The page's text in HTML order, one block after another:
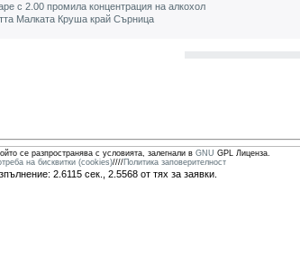
с 2.00 промила концентрация на алкохол
Малката Круша край Сърница
се разпространява с условията, залегнали в GNU GPL Лиценза.
на бисквитки (cookies)////Политика заповерителност
2.6115 сек., 2.5568 от тях за заявки.